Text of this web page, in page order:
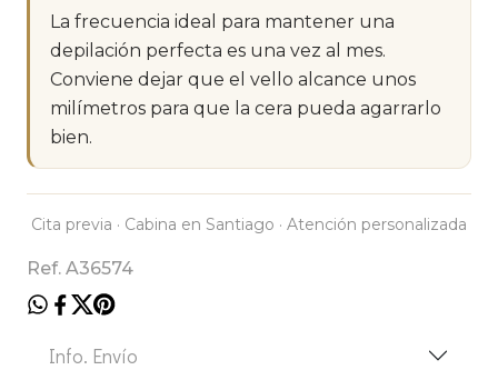
La frecuencia ideal para mantener una
depilación perfecta es una vez al mes.
Conviene dejar que el vello alcance unos
milímetros para que la cera pueda agarrarlo
bien.
Cita previa · Cabina en Santiago · Atención personalizada
Ref. A36574
Info. Envío